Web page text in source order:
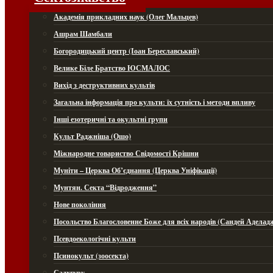
Академія прикладних наук (Олег Мальцев)
Ашрам Шамбали
Богородицький центр (Іоан Береславський)
Велике Біле Братство ЮСМАЛОС
Вихід з деструктивних культів
Загальна інформація про культи: їх сутність і методи впливу
Інші езотеричні та окультні групи
Культ Раджніша (Ошо)
Міжнародне товариство Свідомості Крішни
Муніти – Церква Об’єднання (Церква Уніфікації)
Мунтян. Секта “Відродження”
Нове покоління
Посольство Благословенне Боже для всіх народів (Сандей
Псевдоекологічні культи
Псинокульт (зоосекта)